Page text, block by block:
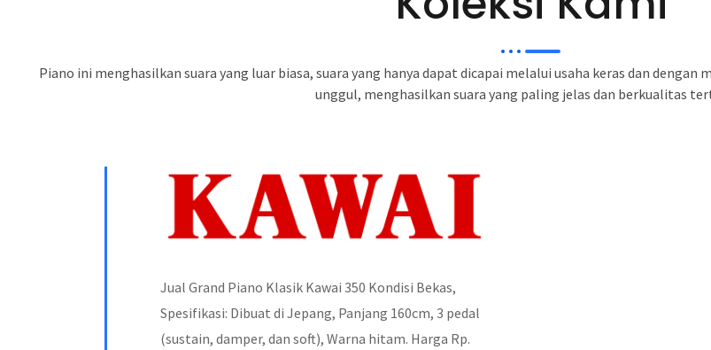
Piano ini menghasilkan suara yang luar biasa, suara yang hanya dapat dicapai melalui usaha keras dan
unggul, menghasilkan suara yang paling jelas dan berkualitas
Jual Grand Piano Klasik Kawai 350 Kondisi Bekas,
Spesifikasi: Dibuat di Jepang, Panjang 160cm, 3 pedal
(sustain, damper, dan soft), Warna hitam. Harga Rp.